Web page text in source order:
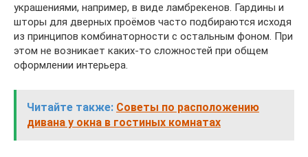
украшениями, например, в виде ламбрекенов. Гардины и
шторы для дверных проёмов часто подбираются исходя
из принципов комбинаторности с остальным фоном. При
этом не возникает каких-то сложностей при общем
оформлении интерьера.
Читайте также: Советы по расположению
дивана у окна в гостиных комнатах